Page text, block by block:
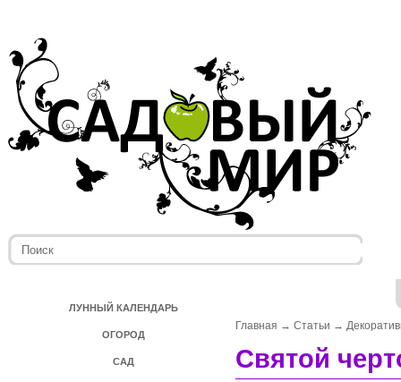
ЛУННЫЙ КАЛЕНДАРЬ
ОГОРОД
САД
Главная → Статьи →
Святой